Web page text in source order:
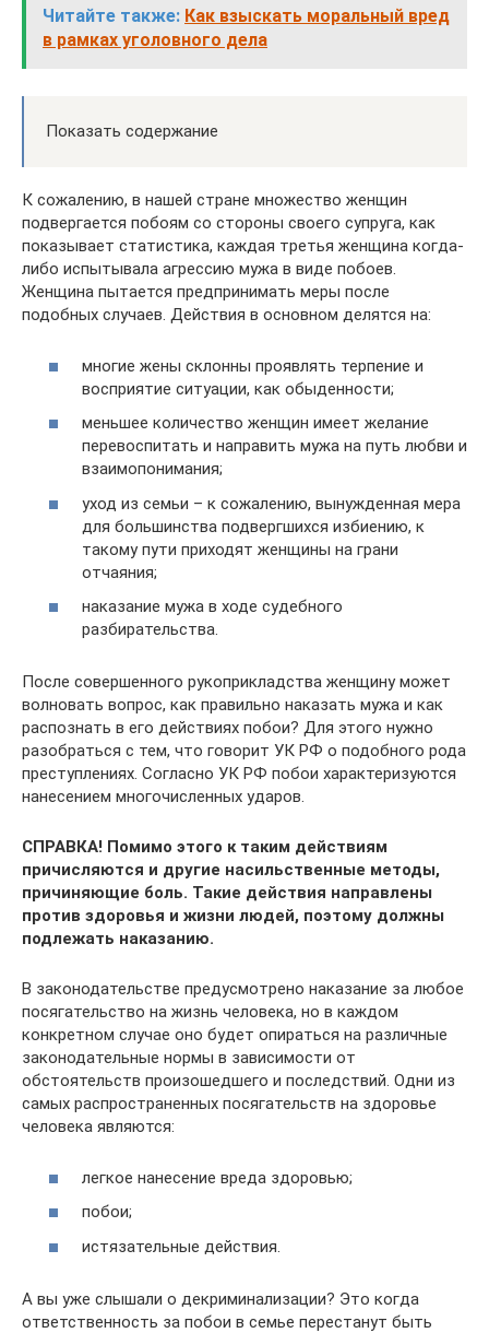
Читайте также: Как взыскать моральный вред
в рамках уголовного дела
Показать содержание
К сожалению, в нашей стране множество женщин
подвергается побоям со стороны своего супруга, как
показывает статистика, каждая третья женщина когда-
либо испытывала агрессию мужа в виде побоев.
Женщина пытается предпринимать меры после
подобных случаев. Действия в основном делятся на:
многие жены склонны проявлять терпение и
восприятие ситуации, как обыденности;
меньшее количество женщин имеет желание
перевоспитать и направить мужа на путь любви и
взаимопонимания;
уход из семьи – к сожалению, вынужденная мера
для большинства подвергшихся избиению, к
такому пути приходят женщины на грани
отчаяния;
наказание мужа в ходе судебного
разбирательства.
После совершенного рукоприкладства женщину может
волновать вопрос, как правильно наказать мужа и как
распознать в его действиях побои? Для этого нужно
разобраться с тем, что говорит УК РФ о подобного рода
преступлениях. Согласно УК РФ побои характеризуются
нанесением многочисленных ударов.
СПРАВКА! Помимо этого к таким действиям
причисляются и другие насильственные методы,
причиняющие боль. Такие действия направлены
против здоровья и жизни людей, поэтому должны
подлежать наказанию.
В законодательстве предусмотрено наказание за любое
посягательство на жизнь человека, но в каждом
конкретном случае оно будет опираться на различные
законодательные нормы в зависимости от
обстоятельств произошедшего и последствий. Одни из
самых распространенных посягательств на здоровье
человека являются:
легкое нанесение вреда здоровью;
побои;
истязательные действия.
А вы уже слышали о декриминализации? Это когда
ответственность за побои в семье перестанут быть